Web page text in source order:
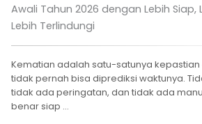
Awali Tahun 2026 dengan Lebih Siap,
Lebih Terlindungi
Kematian adalah satu-satunya
tidak pernah bisa diprediksi waktunya.
tidak ada peringatan, dan tidak ada
benar siap ...